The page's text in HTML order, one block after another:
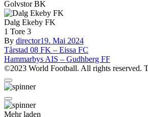
Golvstor BK
Dalg Ekeby FK
1 Tore 3
By director19. Mai 2024
Beitragsnavigation
Tårstad 08 FK – Eissa FC
Hammarbys AIS – Gudhberg FF
©2023 World Football. All rights reserved.
Mehr laden